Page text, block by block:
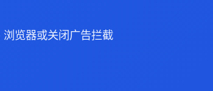
览器或关闭广告拦截